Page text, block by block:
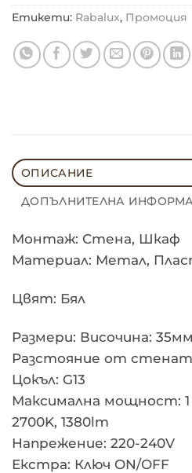
Етикети: Rabalux, Промоция
ОПИСАНИЕ
ДОПЪЛНИТЕЛНА
Монтаж: Стена, Шкаф
Материал: Метал,
Цвят: Бял
Размери: Височина:
Разстояние от
Цокъл: G13
Максимална мощност: 1
2700K, 1380lm
Напрежение: 220-240V
Екстра: Ключ ON/OFF